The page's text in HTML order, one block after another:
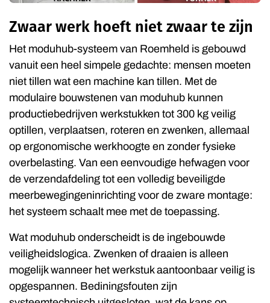
Zwaar werk hoeft niet zwaar te zijn
Het moduhub-systeem van Roemheld is gebouwd
vanuit een heel simpele gedachte: mensen moeten
niet tillen wat een machine kan tillen. Met de
modulaire bouwstenen van moduhub kunnen
productiebedrijven werkstukken tot 300 kg veilig
optillen, verplaatsen, roteren en zwenken, allemaal
op ergonomische werkhoogte en zonder fysieke
overbelasting. Van een eenvoudige hefwagen voor
de verzendafdeling tot een volledig beveiligde
meerbewegingeninrichting voor de zware montage:
het systeem schaalt mee met de toepassing.
Wat moduhub onderscheidt is de ingebouwde
veiligheidslogica. Zwenken of draaien is alleen
mogelijk wanneer het werkstuk aantoonbaar veilig is
opgespannen. Bediningsfouten zijn